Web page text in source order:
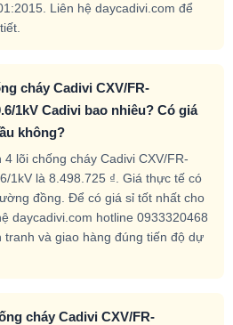
Liên hệ daycadivi.com để
cháy Cadivi CXV/FR-
1kV Cadivi bao nhiêu? Có giá
không?
lõi chống cháy Cadivi CXV/FR-
1kV là 8.498.725 ₫. Giá thực tế có
đồng. Để có giá sỉ tốt nhất cho
daycadivi.com hotline 0933320468
và giao hàng đúng tiến độ dự
cháy Cadivi CXV/FR-